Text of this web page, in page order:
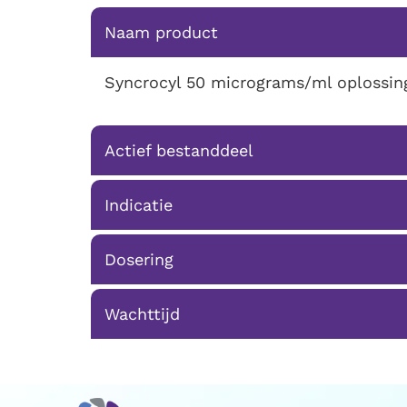
Naam product
Syncrocyl 50 micrograms/ml
Actief bestanddeel
Indicatie
Dosering
Wachttijd